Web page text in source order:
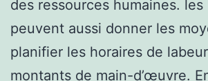
des ressources humaines. les
peuvent aussi donner les
planifier les horaires de
montants de main-d’œuvre.